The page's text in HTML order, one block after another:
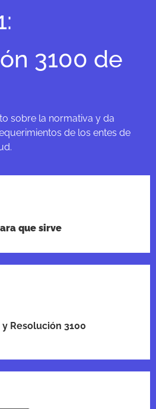
3100 de
sobre la normativa y da
de los entes de
que sirve
Resolución 3100